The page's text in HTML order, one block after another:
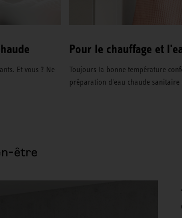
Et vous ? Ne
Pour le chauffage et
Toujours la bonne température
préparation d'eau chaude sanitaire
être